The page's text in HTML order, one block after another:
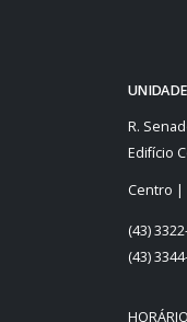
R.
Edifício
Centro |
(43)
(43)